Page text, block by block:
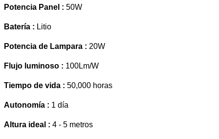
Potencia Panel : 50W
Batería : Litio
Potencia de Lampara : 20W
Flujo luminoso : 100Lm/W
Tiempo de vida : 50,000 horas
Autonomía : 1 día
Altura ideal : 4 - 5 metros